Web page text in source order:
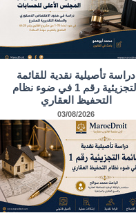
دراسة تأصيلية نقدية للقائمة
التجزيئية رقم 1 في ضوء نظام
التحفيظ العقاري
03/08/2026